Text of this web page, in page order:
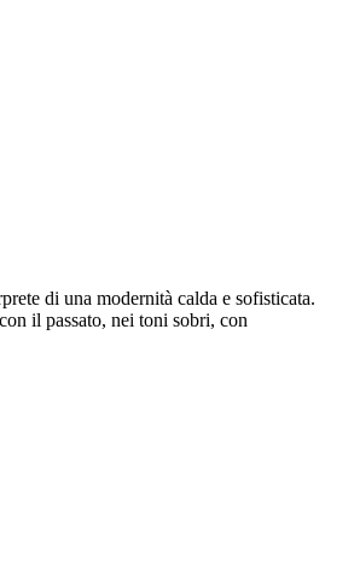
di una modernità calda e sofisticata.
il passato, nei toni sobri, con